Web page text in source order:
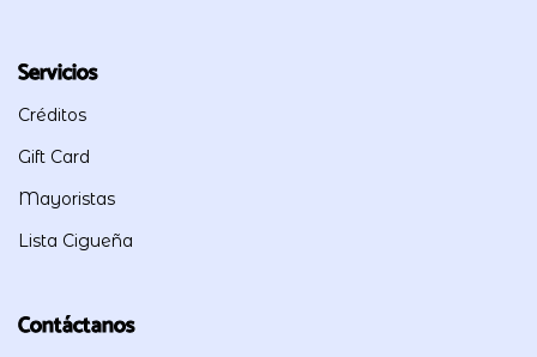
Servicios
Créditos
Gift Card
Mayoristas
Lista Cigueña
Contáctanos